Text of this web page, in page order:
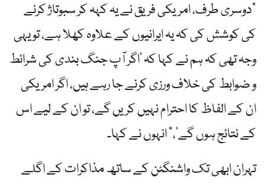
"دوسری طرف، امریکی فریق نے یہ کہہ کر سبوتاژ کرنے
کی کوشش کی کہ یہ ایرانیوں کے علاوہ کھلا ہے، تو یہی
وجہ تھی کہ ہم نے کہا کہ ‘اگر آپ جنگ بندی کی شرائط
و ضوابط کی خلاف ورزی کرنے جا رہے ہیں، اگر امریکی
ان کے الفاظ کا احترام نہیں کریں گے، تو ان کے لیے اس
کے نتائج ہوں گے’،” انہوں نے کہا۔
تہران ابھی تک واشنگٹن کے ساتھ مذاکرات کے اگلے